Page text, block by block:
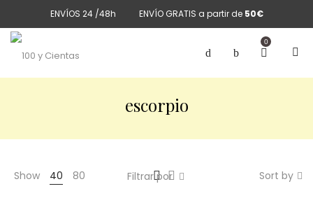
ENVÍOS 24 /48h ENVÍO GRATIS a partir de 50€
0
escorpio
Show 40 80 Sort by
Filtrar por